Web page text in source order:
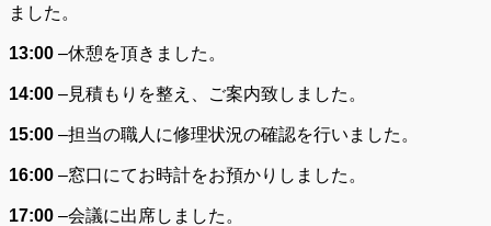
ました。
13:00 –休憩を頂きました。
14:00 –見積もりを整え、ご案内致しました。
15:00 –担当の職人に修理状況の確認を行いました。
16:00 –窓口にてお時計をお預かりしました。
17:00 –会議に出席しました。